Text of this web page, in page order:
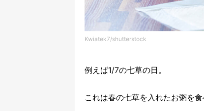
Kwiatek7/shutterstock
例えば1/7の七草の日。
これは春の七草を入れたお粥を